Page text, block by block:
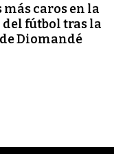
más caros en la
fútbol tras la
Diomandé